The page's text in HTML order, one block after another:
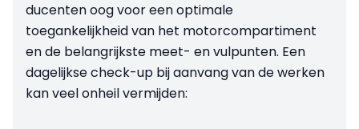
ducenten oog voor een optimale
toegankelijkheid van het motorcompartiment
en de belangrijkste meet- en vulpunten. Een
dagelijkse check-up bij aanvang van de werken
kan veel onheil vermijden: